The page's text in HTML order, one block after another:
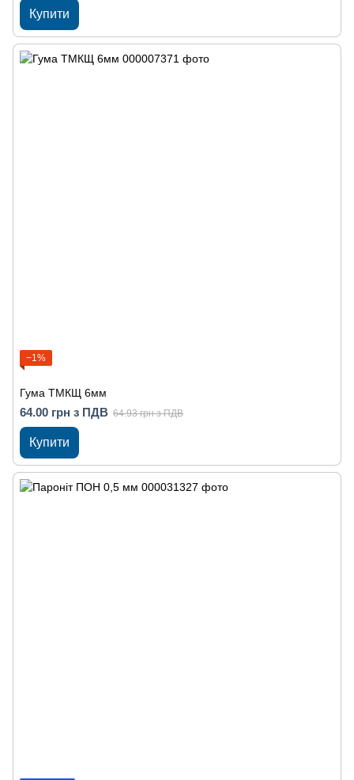
Купити
−1%
Гума ТМКЩ 6мм
64.00 грн з ПДВ 64.93 грн з ПДВ
Купити